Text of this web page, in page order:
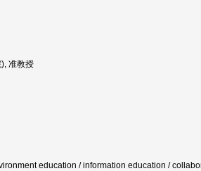
准教授
education / information education /